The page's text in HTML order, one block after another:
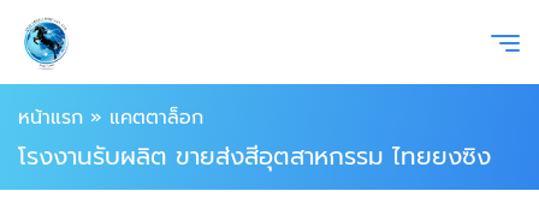
หน้าแรก » แคตตาล็อก
โรงงานรับผลิต ขายส่งสีอุตสาหกรรม ไทยยงซิง